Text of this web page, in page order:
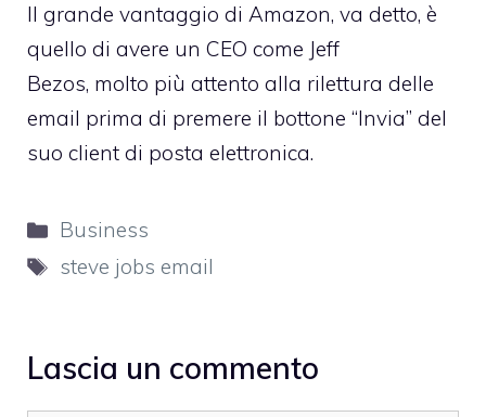
Il grande vantaggio di Amazon, va detto, è
quello di avere un CEO come Jeff
Bezos, molto più attento alla rilettura delle
email prima di premere il bottone “Invia” del
suo client di posta elettronica.
Categorie
Business
Tag
steve jobs email
Lascia un commento